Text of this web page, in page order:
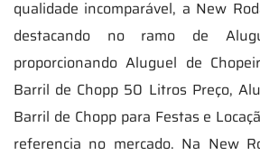
qualidade incomparável, a New
destacando no ramo de
proporcionando Aluguel de
Barril de Chopp 50 Litros Preço,
Barril de Chopp para Festas e
referencia no mercado. Na New